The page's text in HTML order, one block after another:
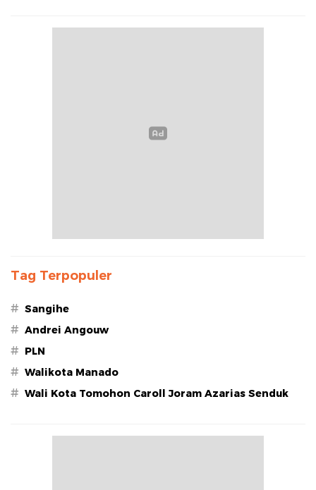
Tag Terpopuler
# Sangihe
# Andrei Angouw
# PLN
# Walikota Manado
# Wali Kota Tomohon Caroll Joram Azarias Senduk